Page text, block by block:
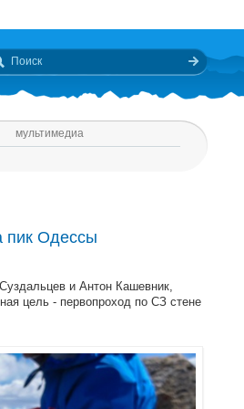
мультимедиа
пик Одессы
и Антон Кашевник,
цель - первопроход по СЗ стене